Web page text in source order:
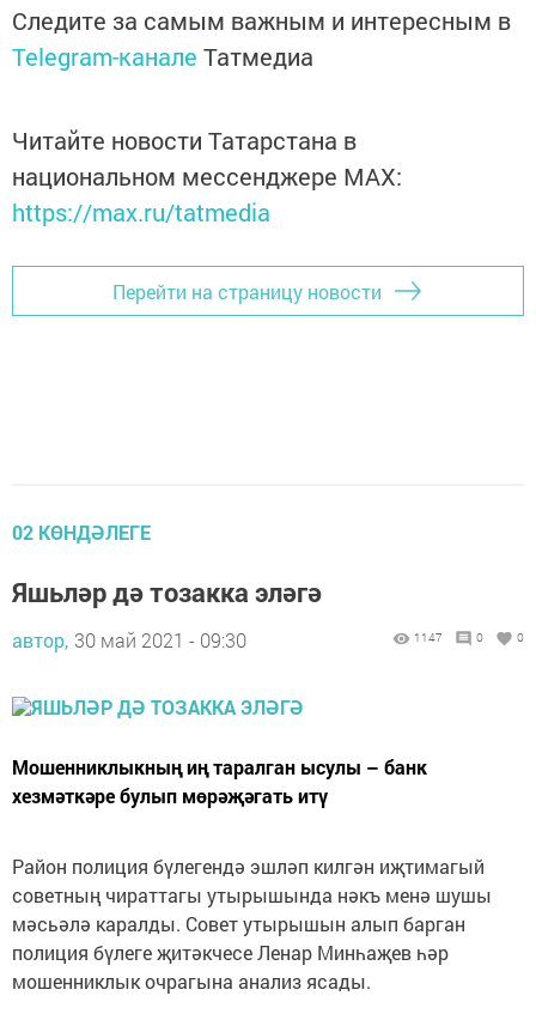
Следите за самым важным и интересным в
Telegram-канале Татмедиа
Читайте новости Татарстана в
национальном мессенджере MАХ:
https://max.ru/tatmedia
Перейти на страницу новости
02 КӨНДӘЛЕГЕ
Яшьләр дә тозакка эләгә
автор, 30 май 2021 - 09:30 1147 0 0
Мошенниклыкның иң таралган ысулы – банк
хезмәткәре булып мөрәҗәгать итү
Район полиция бүлегендә эшләп килгән иҗтимагый
советның чираттагы утырышында нәкъ менә шушы
мәсьәлә каралды. Совет утырышын алып барган
полиция бүлеге җитәкчесе Ленар Минһаҗев һәр
мошенниклык очрагына анализ ясады.